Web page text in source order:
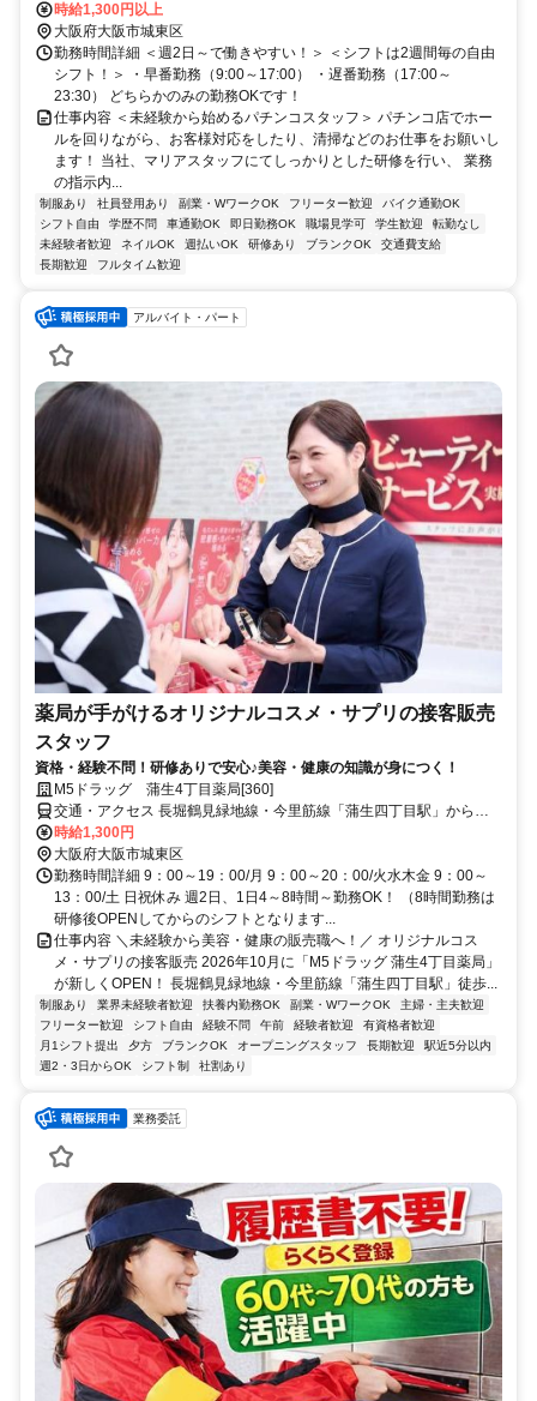
時給1,300円以上
大阪府大阪市城東区
勤務時間詳細 ＜週2日～で働きやすい！＞ ＜シフトは2週間毎の自由
シフト！＞ ・早番勤務（9:00～17:00） ・遅番勤務（17:00～
23:30） どちらかのみの勤務OKです！
仕事内容 ＜未経験から始めるパチンコスタッフ＞ パチンコ店でホー
ルを回りながら、お客様対応をしたり、清掃などのお仕事をお願いし
ます！ 当社、マリアスタッフにてしっかりとした研修を行い、 業務
の指示内...
制服あり 社員登用あり 副業・WワークOK フリーター歓迎
バイク通勤OK
シフト自由
学歴不問 車通勤OK 即日勤務OK 職場見学可 学生歓迎
転勤なし
未経験者歓迎
ネイルOK 週払いOK 研修あり ブランクOK
交通費支給
長期歓迎
フルタイム歓迎
アルバイト・パート
薬局が手がけるオリジナルコスメ・サプリの接客販売
スタッフ
資格・経験不問！研修ありで安心♪美容・健康の知識が身につく！
M5ドラッグ 蒲生4丁目薬局[360]
交通・アクセス 長堀鶴見緑地線・今里筋線「蒲生四丁目駅」から徒
歩30秒
時給1,300円
大阪府大阪市城東区
勤務時間詳細 9：00～19：00/月 9：00～20：00/火水木金 9：00～
13：00/土 日祝休み 週2日、1日4～8時間～勤務OK！ （8時間勤務は
研修後OPENしてからのシフトとなります...
仕事内容 ＼未経験から美容・健康の販売職へ！／ オリジナルコス
メ・サプリの接客販売 2026年10月に「M5ドラッグ 蒲生4丁目薬局」
が新しくOPEN！ 長堀鶴見緑地線・今里筋線「蒲生四丁目駅」徒歩...
制服あり 業界未経験者歓迎 扶養内勤務OK 副業・WワークOK
主婦・主夫歓迎
フリーター歓迎
シフト自由 経験不問 午前 経験者歓迎
有資格者歓迎
月1シフト提出
夕方 ブランクOK オープニングスタッフ 長期歓迎
駅近5分以内
週2・3日からOK
シフト制 社割あり
業務委託